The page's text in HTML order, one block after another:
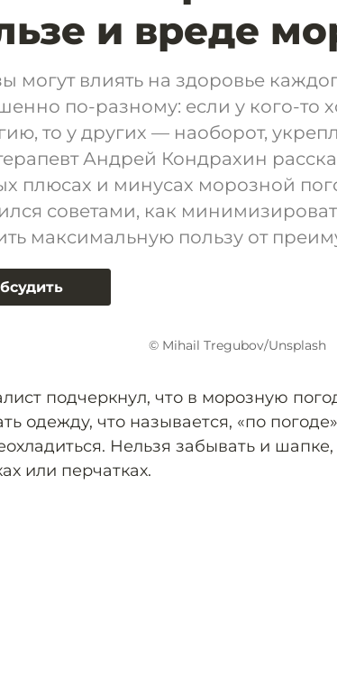
и вреде
могут влиять на здоровье
по-разному: если у кого-то
то у других — наоборот,
Андрей Кондрахин
плюсах и минусах морозной
советами, как
максимальную пользу от
© Mihail Tregubov/Unsplash
подчеркнул, что в морозную
одежду, что называется, «по
Нельзя забывать и
или перчатках.